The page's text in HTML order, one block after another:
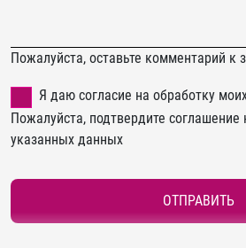
Пожалуйста, оставьте комментарий к
ОТПРАВИТЬ
Я даю согласие на обработку
Пожалуйста, подтвердите соглашение
указанных данных